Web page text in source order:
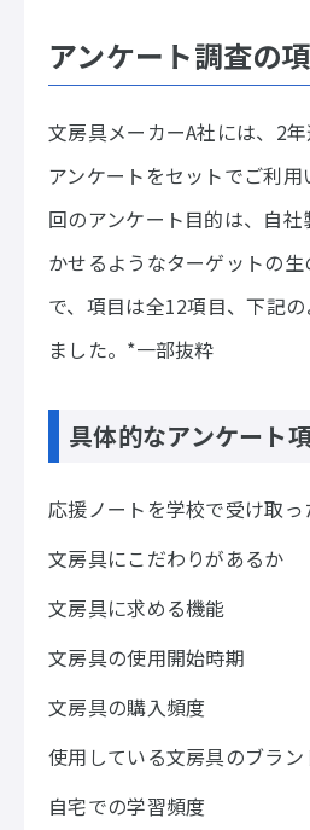
アンケート調査の
文房具メーカーA社には、2
アンケートをセットでご利
回のアンケート目的は、自
かせるようなターゲットの
で、項目は全12項目、下記
ました。*一部抜粋
具体的なアンケート
応援ノートを学校で受け取っ
文房具にこだわりがあるか
文房具に求める機能
文房具の使用開始時期
文房具の購入頻度
使用している文房具のブラン
自宅での学習頻度